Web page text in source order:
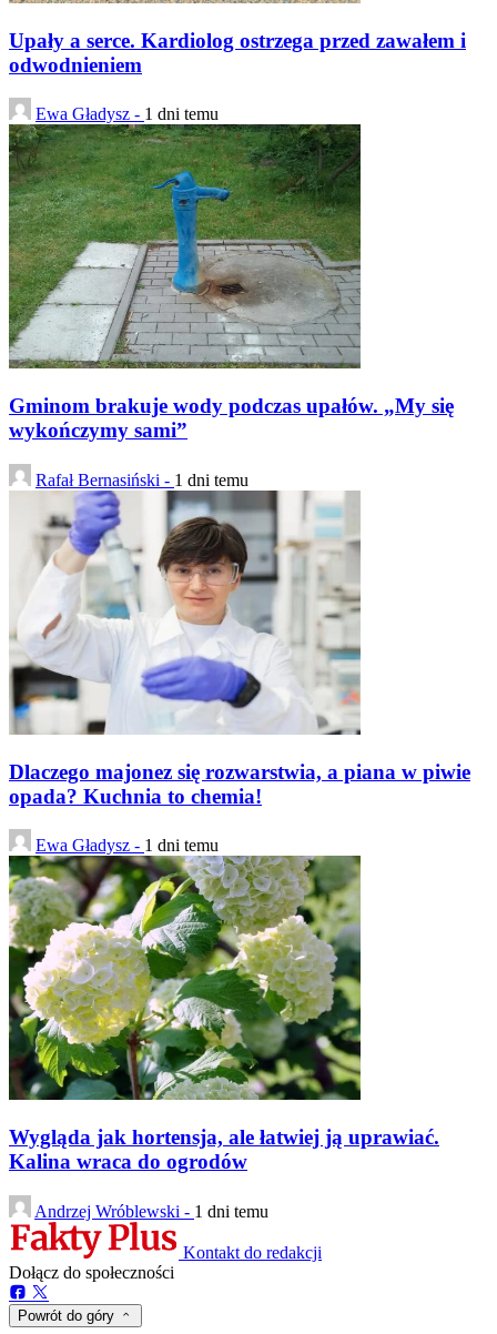
Upały a serce. Kardiolog ostrzega przed zawałem i
odwodnieniem
Ewa Gładysz - 1 dni temu
Gminom brakuje wody podczas upałów. „My się
wykończymy sami”
Rafał Bernasiński - 1 dni temu
Dlaczego majonez się rozwarstwia, a piana w piwie
opada? Kuchnia to chemia!
Ewa Gładysz - 1 dni temu
Wygląda jak hortensja, ale łatwiej ją uprawiać.
Kalina wraca do ogrodów
Andrzej Wróblewski - 1 dni temu
Kontakt do redakcji
Dołącz do społeczności
Powrót do góry